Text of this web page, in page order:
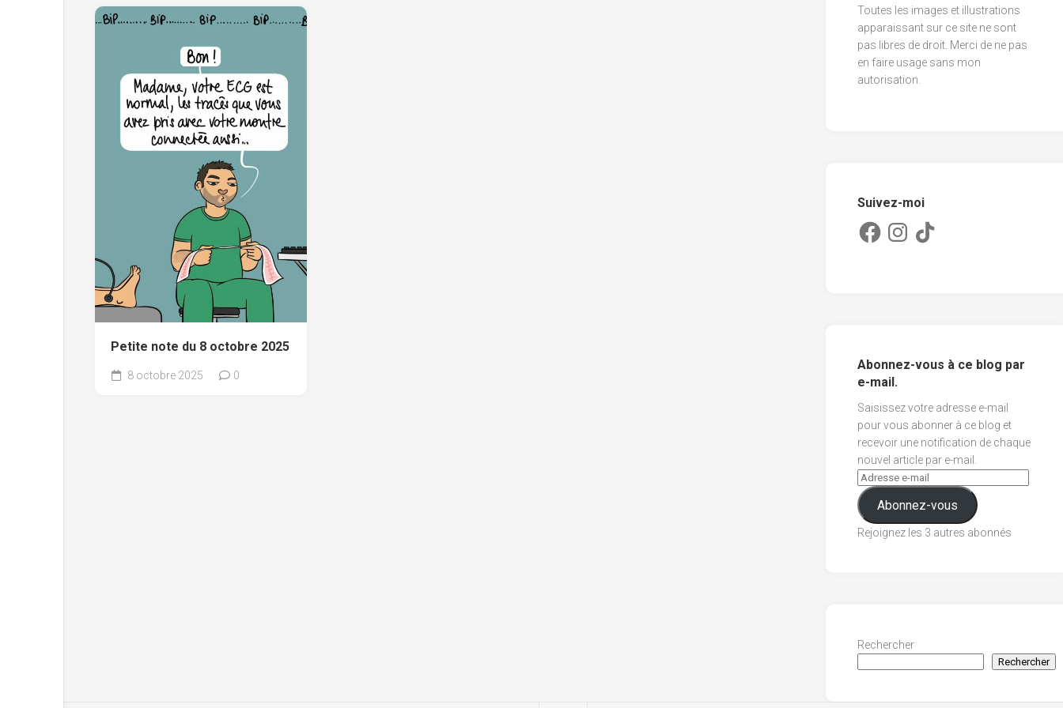
Petite note du 8 octobre 2025
8 octobre 2025 0
Toutes les images et illustrations
apparaissant sur ce site ne sont
pas libres de droit. Merci de ne pas
en faire usage sans mon
autorisation.
Suivez-moi
FacebookInstagram
TikTok
Abonnez-vous à ce blog par
e-mail.
Saisissez votre adresse e-mail
pour vous abonner à ce blog et
recevoir une notification de chaque
nouvel article par e-mail.
Abonnez-vous
Rejoignez les 3 autres abonnés
Rechercher
Rechercher